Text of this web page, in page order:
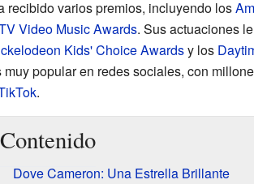
recibido varios premios, incluyendo los
Video Music Awards. Sus actuaciones
Kids' Choice Awardsy los
muy popular en redes sociales, con
.
Contenido
Dove Cameron: Una Estrella Brillante